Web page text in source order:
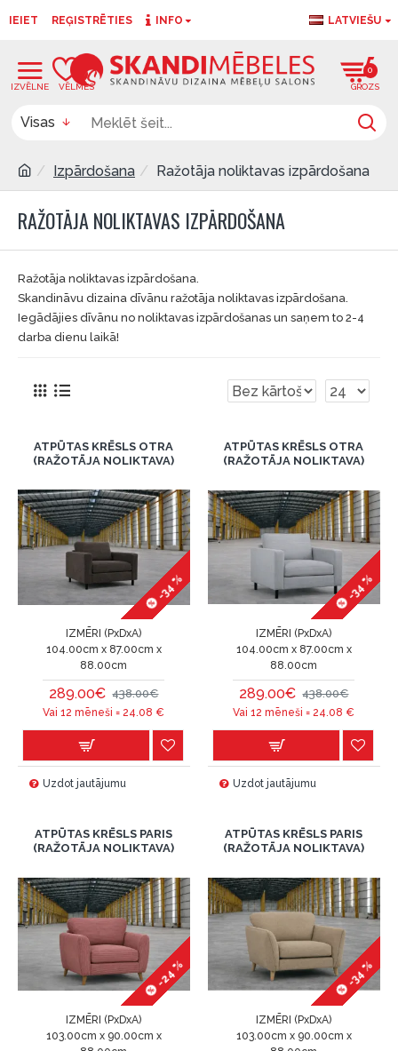
IEIET REĢISTRĒTIES INFO LATVIEŠU
0
Visas
Izpārdošana Ražotāja noliktavas izpārdošana
RAŽOTĀJA NOLIKTAVAS IZPĀRDOŠANA
Ražotāja noliktavas izpārdošana.
Skandināvu dizaina dīvānu ražotāja noliktavas izpārdošana.
Iegādājies dīvānu no noliktavas izpārdošanas un saņem to 2-4
darba dienu laikā!
ATPŪTAS KRĒSLS OTRA
(RAŽOTĀJA NOLIKTAVA)
-34 %
IZMĒRI (PxDxA)
104.00cm x 87.00cm x
88.00cm
289.00€ 438.00€
Vai 12 mēneši = 24.08 €
Uzdot jautājumu
ATPŪTAS KRĒSLS OTRA
(RAŽOTĀJA NOLIKTAVA)
-34 %
IZMĒRI (PxDxA)
104.00cm x 87.00cm x
88.00cm
289.00€ 438.00€
Vai 12 mēneši = 24.08 €
Uzdot jautājumu
ATPŪTAS KRĒSLS PARIS
(RAŽOTĀJA NOLIKTAVA)
-24 %
IZMĒRI (PxDxA)
103.00cm x 90.00cm x
ATPŪTAS KRĒSLS PARIS
(RAŽOTĀJA NOLIKTAVA)
-34 %
IZMĒRI (PxDxA)
103.00cm x 90.00cm x